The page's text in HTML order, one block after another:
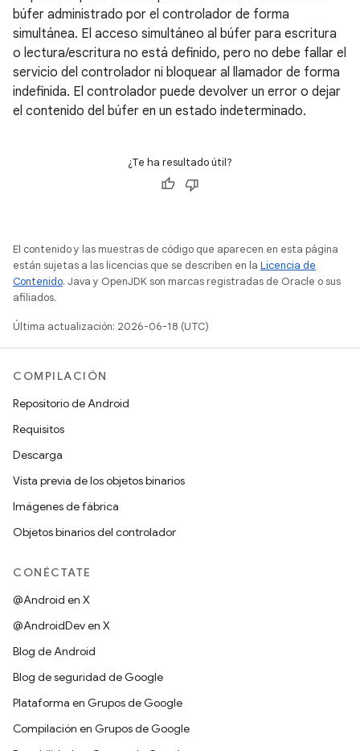
búfer administrado por el controlador de forma
simultánea. El acceso simultáneo al búfer para escritura
o lectura/escritura no está definido, pero no debe fallar el
servicio del controlador ni bloquear al llamador de forma
indefinida. El controlador puede devolver un error o dejar
el contenido del búfer en un estado indeterminado.
¿Te ha resultado útil?
El contenido y las muestras de código que aparecen en esta página
están sujetas a las licencias que se describen en la Licencia de
Contenido. Java y OpenJDK son marcas registradas de Oracle o sus
afiliados.
Última actualización: 2026-06-18 (UTC)
COMPILACIÓN
Repositorio de Android
Requisitos
Descarga
Vista previa de los objetos binarios
Imágenes de fábrica
Objetos binarios del controlador
CONÉCTATE
@Android en X
@AndroidDev en X
Blog de Android
Blog de seguridad de Google
Plataforma en Grupos de Google
Compilación en Grupos de Google